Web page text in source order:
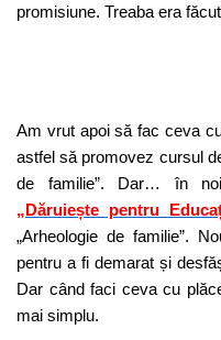
promisiune. Treaba era
Am vrut apoi să fac ceva
astfel să promovez cursul
de familie”. Dar… în
„Dăruiește pentru
„Arheologie de familie”.
pentru a fi demarat și
Dar când faci ceva cu
mai simplu.